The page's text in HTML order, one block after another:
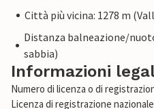
Città più vicina: 1278 m
Distanza balneazione/
sabbia)
Informazioni
Numero di licenza o di
Licenza di registrazione